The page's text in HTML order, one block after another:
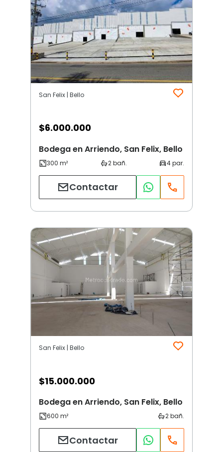
San Felix | Bello
$6.000.000
Bodega en Arriendo, San Felix, Bello
Contactar
San Felix | Bello
$15.000.000
Bodega en Arriendo, San Felix, Bello
Contactar